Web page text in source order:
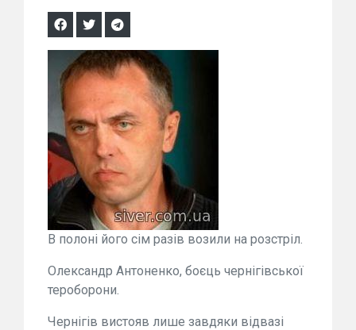
В полоні його сім разів возили на розстріл.
Олександр Антоненко, боєць чернігівської
тероборони.
Чернігів вистояв лише завдяки відвазі